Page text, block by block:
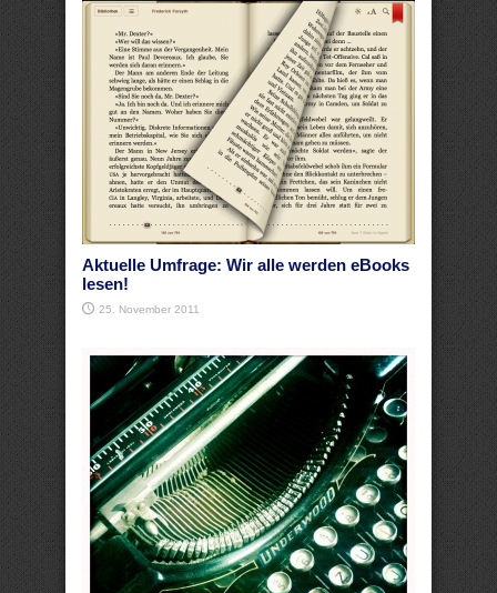
Aktuelle Umfrage: Wir alle werden eBooks
lesen!
25. November 2011